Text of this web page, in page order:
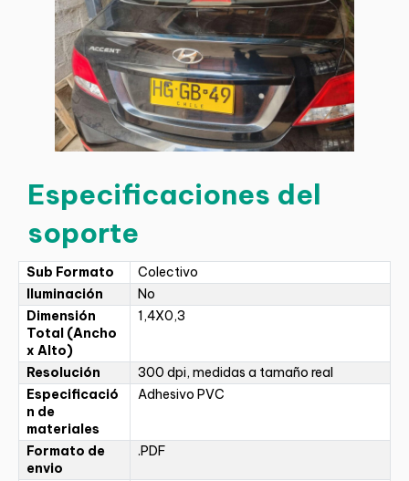
Especificaciones del
soporte
Sub Formato
Colectivo
Iluminación
No
Dimensión
Total (Ancho
x Alto)
1,4X0,3
Resolución
300 dpi, medidas a tamaño real
Especificació
n de
materiales
Adhesivo PVC
Formato de
envio
.PDF